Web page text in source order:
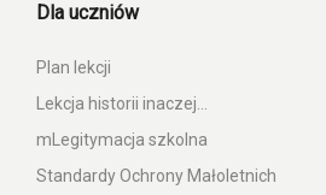
Dla uczniów
Plan lekcji
Lekcja historii inaczej…
mLegitymacja szkolna
Standardy Ochrony Małoletnich